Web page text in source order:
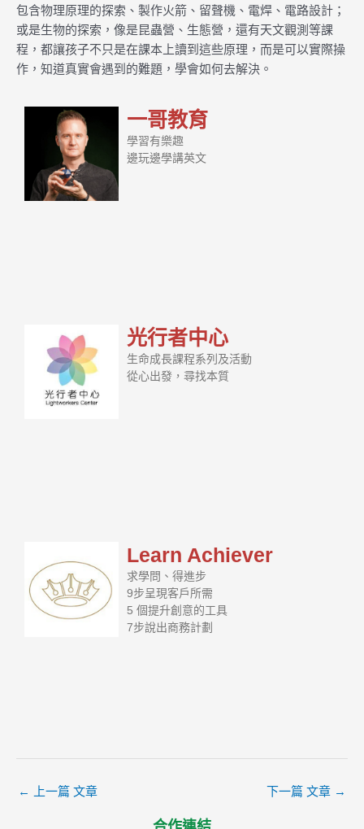
包含物理原理的探索、製作火箭、留聲機、電焊、電路設計；
或是生物的探索，像是昆蟲營、生態營，還有天文觀測等課
程，都讓孩子不只是在課本上讀到這些原理，而是可以實際操
作，知道真實會遇到的難題，學會如何去解決。
一哥教育
學習有樂趣
邊玩邊學講英文
光行者中心
生命成長課程系列及活動
從心出發，尋找本質
Learn Achiever
求學問、得進步
9步呈現客戶所需
5 個提升創意的工具
7步說出商務計劃
← 上一篇 文章 下一篇 文章 →